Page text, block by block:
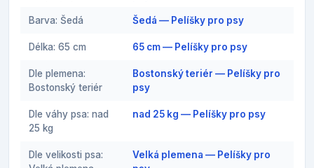
Barva: Šedá Šedá — Pelíšky pro psy
Délka: 65 cm 65 cm — Pelíšky pro psy
Dle plemena:
Bostonský teriér
Bostonský teriér — Pelíšky pro
psy
Dle váhy psa: nad
25 kg
nad 25 kg — Pelíšky pro psy
Dle velikosti psa:
Velká plemena — Pelíšky pro